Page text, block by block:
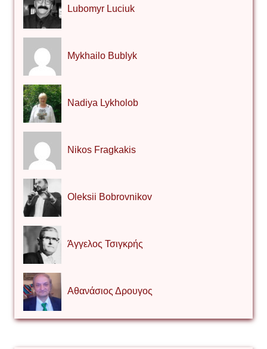
Lubomyr Luciuk
Mykhailo Bublyk
Nadiya Lykholob
Nikos Fragkakis
Oleksii Bobrovnikov
Άγγελος Τσιγκρής
Αθανάσιος Δρουγος